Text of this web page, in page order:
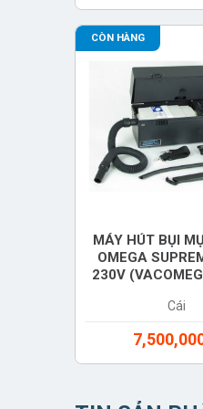
CÒN HÀNG
MÁY HÚT BỤI
OMEGA
230V
Cái